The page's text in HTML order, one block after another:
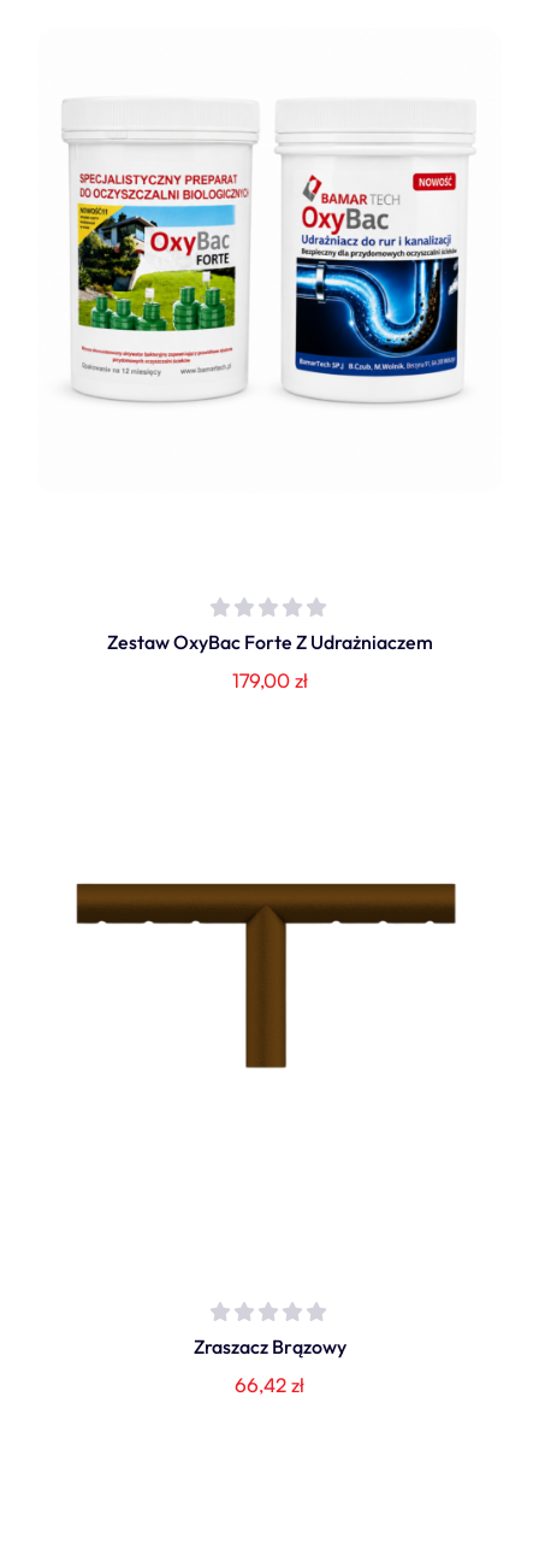
Zestaw OxyBac Forte Z Udrażniaczem
179,00 zł
Zraszacz Brązowy
66,42 zł